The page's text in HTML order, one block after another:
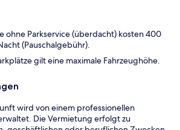
ohne Parkservice (überdacht) kosten 400
(Pauschalgebühr).
gilt eine maximale Fahrzeughöhe.
wird von einem professionellen
Die Vermietung erfolgt zu